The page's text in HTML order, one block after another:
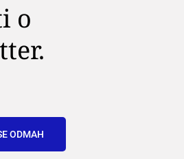
o
ODMAH